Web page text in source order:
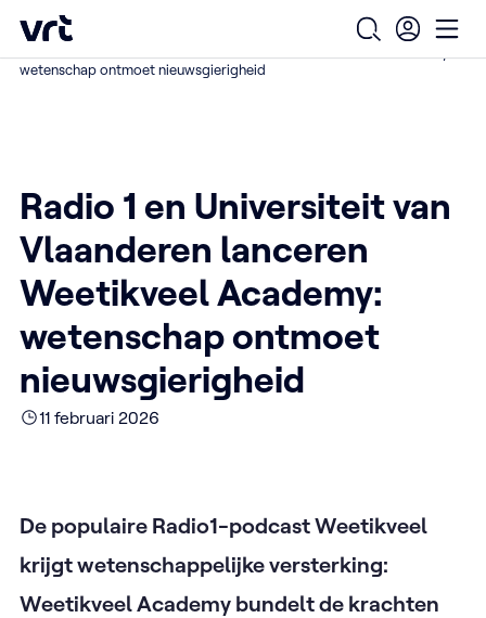
Ga naar de hoofdinhoud
VRT (home)
Open
Home /
wetenschap ontmoet nieuwsgierigheid
Radio 1 en Universiteit van
Vlaanderen lanceren
Weetikveel Academy:
wetenschap ontmoet
nieuwsgierigheid
11 februari 2026
De populaire Radio1-podcast Weetikveel
krijgt wetenschappelijke versterking:
Weetikveel Academy bundelt de krachten